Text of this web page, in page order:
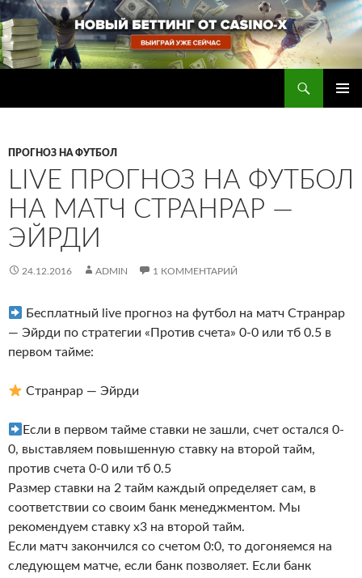
Перейти
к
содержимому
ПРОГНОЗ НА ФУТБОЛ
LIVE ПРОГНОЗ НА ФУТБОЛ
НА МАТЧ СТРАНРАР —
ЭЙРДИ
24.12.2016 ADMIN 1 КОММЕНТАРИЙ
Бесплатный live прогноз на футбол на матч Странрар
— Эйрди по стратегии «Против счета» 0-0 или тб 0.5 в
первом тайме:
Странрар — Эйрди
Если в первом тайме ставки не зашли, счет остался 0-
0, выставляем повышенную ставку на второй тайм,
против счета 0-0 или тб 0.5
Размер ставки на 2 тайм каждый определяет сам, в
соответствии со своим банк менеджментом. Мы
рекомендуем ставку х3 на второй тайм.
Если матч закончился со счетом 0:0, то догоняемся на
следующем матче, если банк позволяет. Если банк